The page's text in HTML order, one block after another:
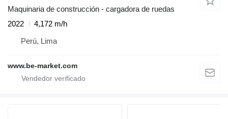
Maquinaria de construcción - cargadora de ruedas
2022
4,172 m/h
Perú, Lima
www.be-market.com